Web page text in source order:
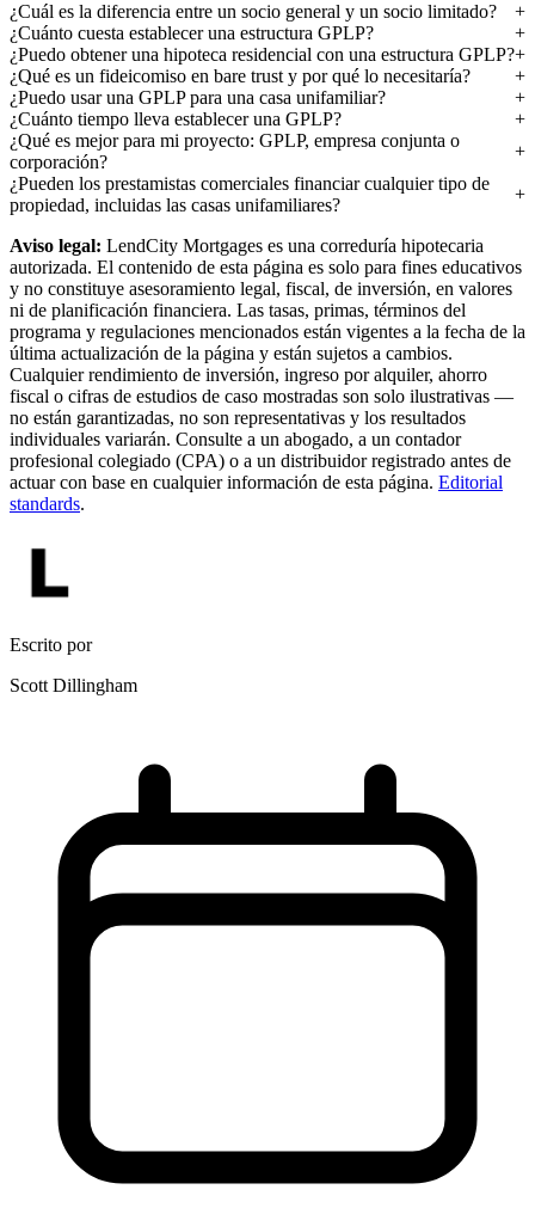
¿Cuál es la diferencia entre un socio general y un socio limitado?
¿Cuánto cuesta establecer una estructura GPLP?
¿Puedo obtener una hipoteca residencial con una estructura GPLP?
¿Qué es un fideicomiso en bare trust y por qué lo necesitaría?
¿Puedo usar una GPLP para una casa unifamiliar?
¿Cuánto tiempo lleva establecer una GPLP?
¿Qué es mejor para mi proyecto: GPLP, empresa conjunta o
corporación?
¿Pueden los prestamistas comerciales financiar cualquier tipo de
propiedad, incluidas las casas unifamiliares?
Aviso legal: LendCity Mortgages es una correduría hipotecaria
autorizada. El contenido de esta página es solo para fines educativos
y no constituye asesoramiento legal, fiscal, de inversión, en valores
ni de planificación financiera. Las tasas, primas, términos del
programa y regulaciones mencionados están vigentes a la fecha de la
última actualización de la página y están sujetos a cambios.
Cualquier rendimiento de inversión, ingreso por alquiler, ahorro
fiscal o cifras de estudios de caso mostradas son solo ilustrativas —
no están garantizadas, no son representativas y los resultados
individuales variarán. Consulte a un abogado, a un contador
profesional colegiado (CPA) o a un distribuidor registrado antes de
actuar con base en cualquier información de esta página. Editorial
standards.
Escrito por
Scott Dillingham